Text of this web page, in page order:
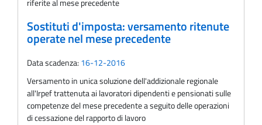
riferite al mese precedente
Sostituti d'imposta: versamento ritenute
operate nel mese precedente
Data scadenza: 16-12-2016
Versamento in unica soluzione dell'addizionale regionale
all'Irpef trattenuta ai lavoratori dipendenti e pensionati sulle
competenze del mese precedente a seguito delle operazioni
di cessazione del rapporto di lavoro